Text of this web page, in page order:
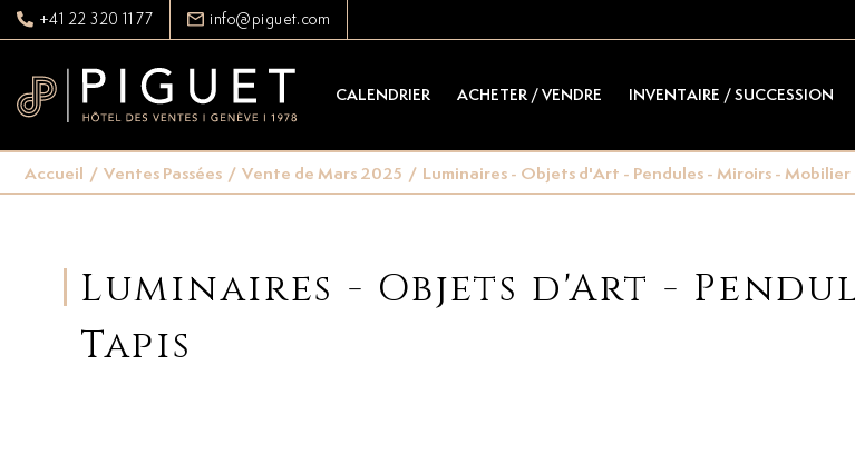
+41 22 320 11 77 info@piguet.com
CALENDRIER ACHETER / VENDRE INVENTAIRE / SUCCESSION
Accueil / Ventes Passées / Vente de Mars 2025 / Luminaires - Objets d'Art - Pendules - Miroirs - Mobilier
Luminaires - Objets d'Art -
Tapis